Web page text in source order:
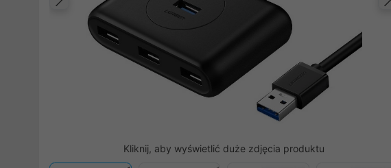
Poprzedni
Kliknij, aby wyświetlić duże zdjęcia produktu